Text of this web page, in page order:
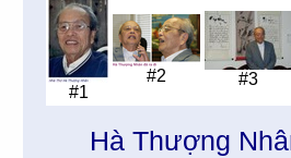
#1
#2 #3
Hà Thượng